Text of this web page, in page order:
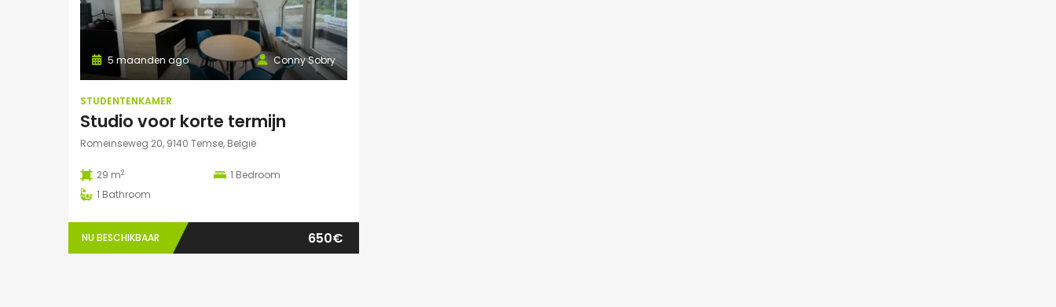
Conny Sobry
5 maanden ago
STUDENTENKAMER
Studio voor korte termijn
Romeinseweg 20, 9140 Temse, België
29 m2 1 Bedroom
1 Bathroom
NU BESCHIKBAAR 650€